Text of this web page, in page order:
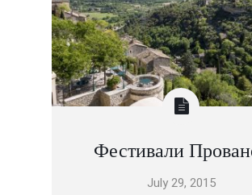
Фестивали
July 29, 2015